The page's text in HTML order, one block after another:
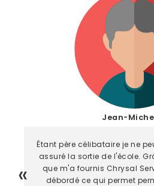
Jean-
Étant père célibataire je ne
assuré la sortie de l'école.
que m'a fournis Chrysal
débordé ce qui permet